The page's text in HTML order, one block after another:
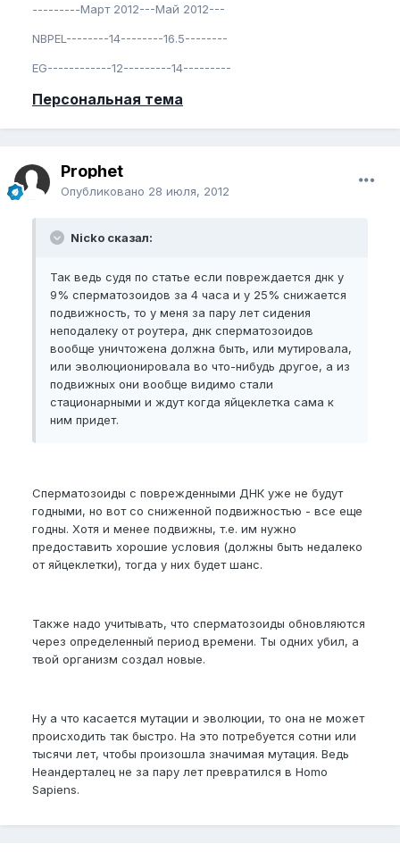
---------Март 2012---Май 2012---
NBPEL--------14--------16.5--------
EG------------12---------14---------
Персональная тема
Prophet
Опубликовано 28 июля, 2012
Nicko сказал:
Так ведь судя по статье если повреждается днк у
9% сперматозоидов за 4 часа и у 25% снижается
подвижность, то у меня за пару лет сидения
неподалеку от роутера, днк сперматозоидов
вообще уничтожена должна быть, или мутировала,
или эволюционировала во что-нибудь другое, а из
подвижных они вообще видимо стали
стационарными и ждут когда яйцеклетка сама к
ним придет.
Сперматозоиды с поврежденными ДНК уже не будут
годными, но вот со сниженной подвижностью - все еще
годны. Хотя и менее подвижны, т.е. им нужно
предоставить хорошие условия (должны быть недалеко
от яйцеклетки), тогда у них будет шанс.
Также надо учитывать, что сперматозоиды обновляются
через определенный период времени. Ты одних убил, а
твой организм создал новые.
Ну а что касается мутации и эволюции, то она не может
происходить так быстро. На это потребуется сотни или
тысячи лет, чтобы произошла значимая мутация. Ведь
Неандерталец не за пару лет превратился в Homo
Sapiens.